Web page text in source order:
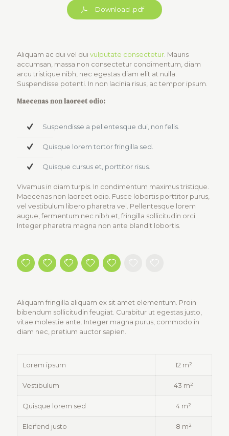
Download .pdf
Aliquam ac dui vel duivulputate consectetur. Mauris
accumsan, massa non consectetur condimentum, diam
arcu tristique nibh, nec egestas diam elit at nulla.
Suspendisse potenti. In non lacinia risus, ac tempor ipsum.
Maecenas non laoreet odio:
Suspendisse a pellentesque dui, non felis.
Quisque lorem tortor fringilla sed.
Quisque cursus et, porttitor risus.
Vivamus in diam turpis. In condimentum maximus tristique.
Maecenas non laoreet odio. Fusce lobortis porttitor purus,
vel vestibulum libero pharetra vel. Pellentesque lorem
augue, fermentum nec nibh et, fringilla sollicitudin orci.
Integer pharetra magna non ante blandit lobortis.
Aliquam fringilla aliquam ex sit amet elementum. Proin
bibendum sollicitudin feugiat. Curabitur ut egestas justo,
vitae molestie ante. Integer magna purus, commodo in
diam nec, pretium auctor sapien.
Lorem ipsum 12 m²
Vestibulum 43 m²
Quisque lorem sed 4 m²
Eleifend justo 8 m²